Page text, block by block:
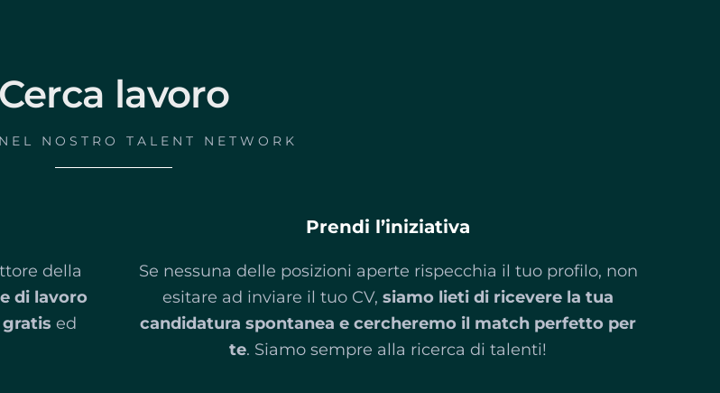
Cerca lavoro
NOSTRO TALENT NETWORK
della
di lavoro
ed
Prendi l’iniziativa
Se nessuna delle posizioni aperte rispecchia il tuo profilo, non
esitare ad inviare il tuo CV,siamo lieti di ricevere la tua
candidatura spontanea e cercheremo il match perfetto per
te. Siamo sempre alla ricerca di talenti!